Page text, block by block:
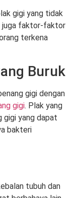
gigi yang tidak
juga faktor-faktor
terkena
Buruk
gigi dengan
gigi. Plak yang
gigi yang dapat
bakteri
tubuh dan